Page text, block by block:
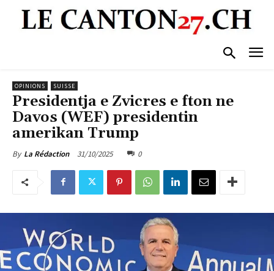
OPINIONS SUISSE
Presidentja e Zvicres e fton ne
Davos (WEF) presidentin
amerikan Trump
By La Rédaction 31/10/2025 0